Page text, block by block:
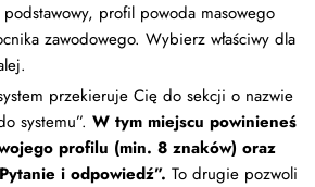
profil powoda masowego
zawodowego. Wybierz właściwy dla
przekieruje Cię do sekcji o nazwie
systemu”. W tym miejscu powinieneś
profilu (min. 8 znaków) oraz
i odpowiedź”. To drugie pozwoli